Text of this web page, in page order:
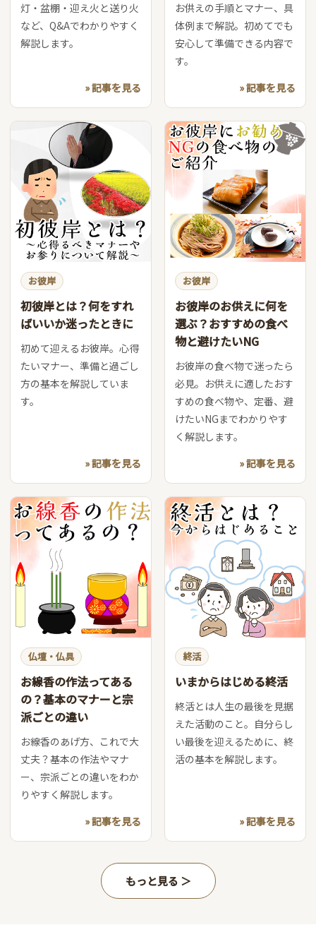
灯・盆棚・迎え火と送り火
など、Q&Aでわかりやすく
解説します。
» 記事を見る
お供えの手順とマナー、具
体例まで解説。初めてでも
安心して準備できる内容で
す。
» 記事を見る
お彼岸
初彼岸とは？何をすれ
ばいいか迷ったときに
初めて迎えるお彼岸。心得
たいマナー、準備と過ごし
方の基本を解説していま
す。
» 記事を見る
お彼岸
お彼岸のお供えに何を
選ぶ？おすすめの食べ
物と避けたいNG
お彼岸の食べ物で迷ったら
必見。お供えに適したおす
すめの食べ物や、定番、避
けたいNGまでわかりやす
く解説します。
» 記事を見る
仏壇・仏具
お線香の作法ってある
の？基本のマナーと宗
派ごとの違い
お線香のあげ方、これで大
丈夫？基本の作法やマナ
ー、宗派ごとの違いをわか
りやすく解説します。
» 記事を見る
終活
いまからはじめる終活
終活とは人生の最後を見据
えた活動のこと。自分らし
い最後を迎えるために、終
活の基本を解説します。
» 記事を見る
もっと見る